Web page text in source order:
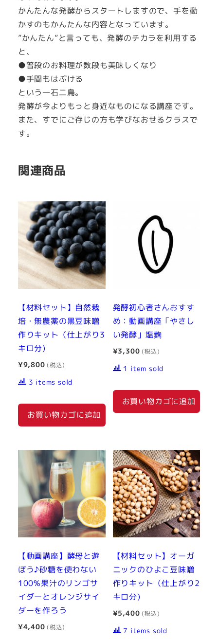
い
発
酵」
発
酵
デ
ザ
ー
ト
個
かんたんな発酵からスタートしますので、手を動
かすのもかんたんな内容となっています。
”かんたん”と言っても、発酵のチカラを利用する
と、
●普段のお料理が数段も美味しくなり
●手間もはぶける
という一石二鳥。
発酵が今よりもっと身近なものになる講座です。
また、すでにご存じの方も学びなおせるクラスで
す。
関連商品
【材料セット】自然栽
培・無農薬の黒豆味噌
作りキット（仕上がり3
キロ分)
¥9,800
3 items sold
お買い物カゴに追加
発酵初心者さんおすす
め：動画講座「やさし
い発酵」塩麴
¥3,300
1 item sold
お買い物カゴに追加
【動画講座】酵母と遊
ぼう♪砂糖を使わない
100%果汁のリンゴサ
イダーとオレンジサイ
ダーを作ろう
¥4,400
【材料セット】オーガ
ニックのひよこ豆味噌
作りキット（仕上がり2
キロ分)
¥5,400
7 items sold